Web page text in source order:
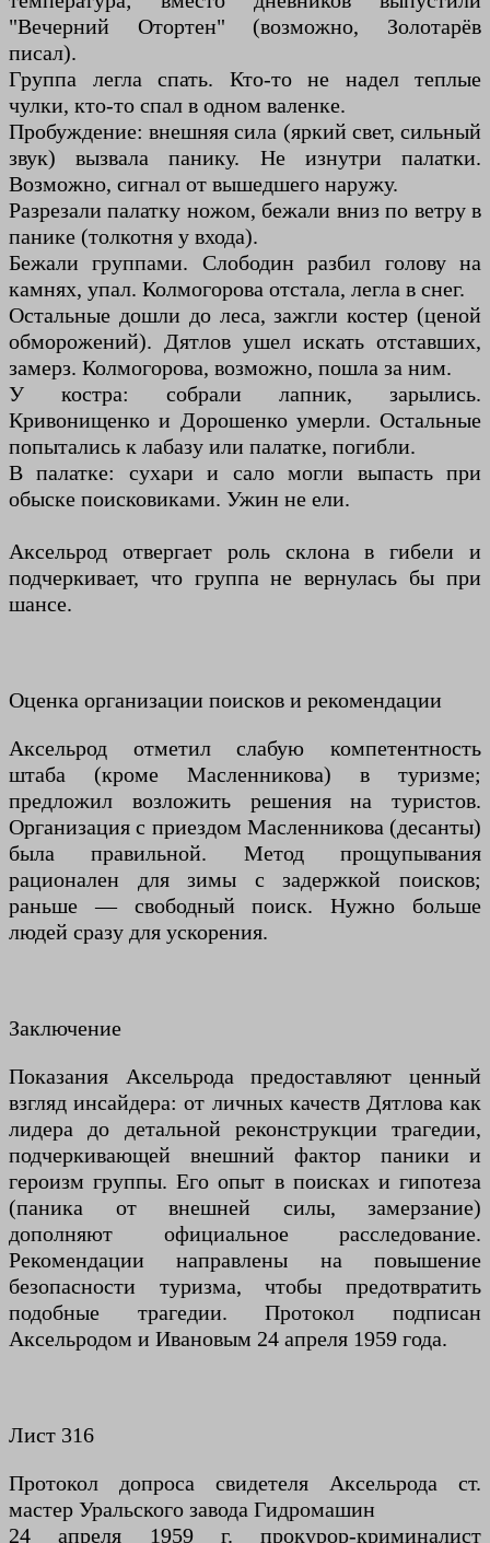
"Вечерний Отортен" (возможно, Золотарёв
писал).
Группа легла спать. Кто-то не надел теплые
чулки, кто-то спал в одном валенке.
Пробуждение: внешняя сила (яркий свет, сильный
звук) вызвала панику. Не изнутри палатки.
Возможно, сигнал от вышедшего наружу.
Разрезали палатку ножом, бежали вниз по ветру в
панике (толкотня у входа).
Бежали группами. Слободин разбил голову на
камнях, упал. Колмогорова отстала, легла в снег.
Остальные дошли до леса, зажгли костер (ценой
обморожений). Дятлов ушел искать отставших,
замерз. Колмогорова, возможно, пошла за ним.
У костра: собрали лапник, зарылись.
Кривонищенко и Дорошенко умерли. Остальные
попытались к лабазу или палатке, погибли.
В палатке: сухари и сало могли выпасть при
обыске поисковиками. Ужин не ели.
Аксельрод отвергает роль склона в гибели и
подчеркивает, что группа не вернулась бы при
шансе.
Оценка организации поисков и рекомендации
Аксельрод отметил слабую компетентность
штаба (кроме Масленникова) в туризме;
предложил возложить решения на туристов.
Организация с приездом Масленникова (десанты)
была правильной. Метод прощупывания
рационален для зимы с задержкой поисков;
раньше — свободный поиск. Нужно больше
людей сразу для ускорения.
Заключение
Показания Аксельрода предоставляют ценный
взгляд инсайдера: от личных качеств Дятлова как
лидера до детальной реконструкции трагедии,
подчеркивающей внешний фактор паники и
героизм группы. Его опыт в поисках и гипотеза
(паника от внешней силы, замерзание)
дополняют официальное расследование.
Рекомендации направлены на повышение
безопасности туризма, чтобы предотвратить
подобные трагедии. Протокол подписан
Аксельродом и Ивановым 24 апреля 1959 года.
Лист 316
Протокол допроса свидетеля Аксельрода ст.
мастер Уральского завода Гидромашин
24 апреля 1959 г. прокурор-криминалист